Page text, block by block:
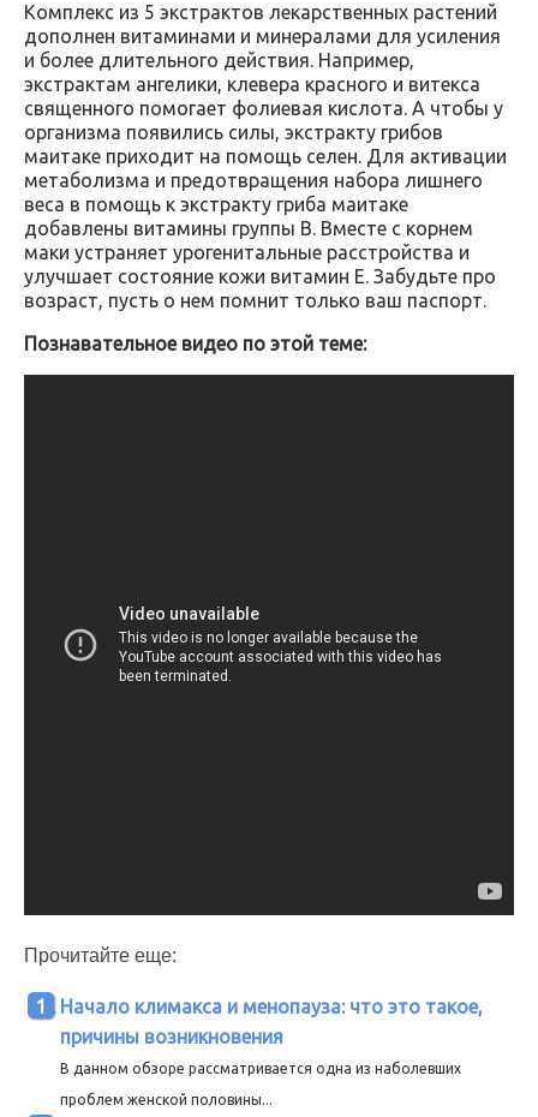
Комплекс из 5 экстрактов лекарственных растений
дополнен витаминами и минералами для усиления
и более длительного действия. Например,
экстрактам ангелики, клевера красного и витекса
священного помогает фолиевая кислота. А чтобы у
организма появились силы, экстракту грибов
маитаке приходит на помощь селен. Для активации
метаболизма и предотвращения набора лишнего
веса в помощь к экстракту гриба маитаке
добавлены витамины группы В. Вместе с корнем
маки устраняет урогенитальные расстройства и
улучшает состояние кожи витамин Е. Забудьте про
возраст, пусть о нем помнит только ваш паспорт.
Познавательное видео по этой теме:
Прочитайте еще:
Начало климакса и менопауза: что это такое,
причины возникновения
В данном обзоре рассматривается одна из наболевших
проблем женской половины...